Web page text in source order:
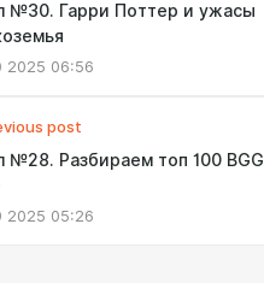
№30. Гарри Поттер и ужасы
2025 06:56
post
№28. Разбираем топ 100 BGG
2025 05:26